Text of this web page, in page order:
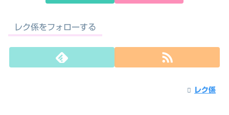
レク係をフォローする
レク係